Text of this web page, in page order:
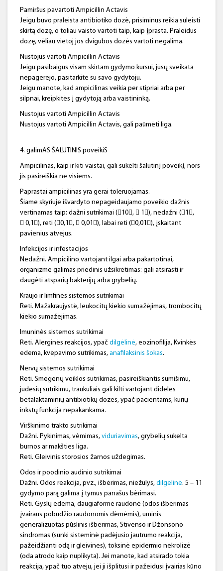
Pamiršus pavartoti Ampicillin Actavis
Jeigu buvo praleista antibiotiko dozė, prisiminus reikia suleisti
skirtą dozę, o toliau vaisto vartoti taip, kaip įprasta. Praleidus
dozę, vėliau vietoj jos dvigubos dozės vartoti negalima.
Nustojus vartoti Ampicillin Actavis
Jeigu pasibaigus visam skirtam gydymo kursui, jūsų sveikata
nepagerėjo, pasitarkite su savo gydytoju.
Jeigu manote, kad ampicilinas veikia per stipriai arba per
silpnai, kreipkitės į gydytoją arba vaistininką.
Nustojus vartoti Ampicillin Actavis
Nustojus vartoti Ampicillin Actavis, gali paūmėti liga.
4. galimAS ŠALUTINIS poveikiS
Ampicilinas, kaip ir kiti vaistai, gali sukelti šalutinį poveikį, nors
jis pasireiškia ne visiems.
Paprastai ampicilinas yra gerai toleruojamas.
Šiame skyriuje išvardyto nepageidaujamo poveikio dažnis
vertinamas taip: dažni sutrikimai (10,  1), nedažni (1,
 0,1), reti (0,1,  0,01), labai reti (0,01), įskaitant
pavienius atvejus.
Infekcijos ir infestacijos
Nedažni. Ampicilino vartojant ilgai arba pakartotinai,
organizme galimas priedinis užsikrėtimas: gali atsirasti ir
daugėti atsparių bakterijų arba grybelių.
Kraujo ir limfinės sistemos sutrikimai
Reti. Mažakraujystė, leukocitų kiekio sumažėjimas, trombocitų
kiekio sumažėjimas.
Imuninės sistemos sutrikimai
Reti. Alerginės reakcijos, ypač dilgėlinė, eozinofilija, Kvinkės
edema, kvėpavimo sutrikimas, anafilaksinis šokas.
Nervų sistemos sutrikimai
Reti. Smegenų veiklos sutrikimas, pasireiškiantis sumišimu,
judesių sutrikimu, traukuliais gali kilti vartojant dideles
betalaktaminių antibiotikų dozes, ypač pacientams, kurių
inkstų funkcija nepakankama.
Virškinimo trakto sutrikimai
Dažni. Pykinimas, vėmimas, viduriavimas, grybelių sukelta
burnos ar makšties liga.
Reti. Gleivinis storosios žarnos uždegimas.
Odos ir poodinio audinio sutrikimai
Dažni. Odos reakcija, pvz., išbėrimas, niežulys, dilgėlinė. 5 – 11
gydymo parą galima į tymus panašus bėrimasi.
Reti. Gyslų edema, daugiaformė raudonė (odos išbėrimas
įvairaus pobūdžio raudonomis dėmėmis), ūminis
generalizuotas pūslinis išbėrimas, Stivenso ir Džonsono
sindromas (sunki sisteminė padėjusio jautrumo reakcija,
pažeidžianti odą ir gleivines), toksinė epidermio nekrolizė
(oda atrodo kaip nuplikyta). Jei manote, kad atsirado tokia
reakcija, ypač tuo atveju, jei ji išplitusi ir pažeidusi įvairias kūno